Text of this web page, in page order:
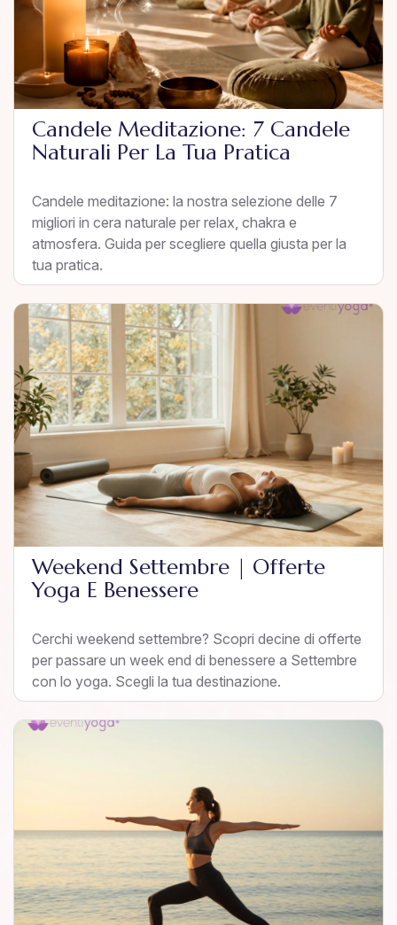
Candele Meditazione: 7 Candele
Naturali Per La Tua Pratica
Candele meditazione: la nostra selezione delle 7
migliori in cera naturale per relax, chakra e
atmosfera. Guida per scegliere quella giusta per la
tua pratica.
Weekend Settembre | Offerte
Yoga E Benessere
Cerchi weekend settembre? Scopri decine di offerte
per passare un week end di benessere a Settembre
con lo yoga. Scegli la tua destinazione.